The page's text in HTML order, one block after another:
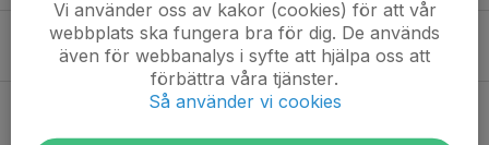
Stockholm Volley Cup U18
6 okt 2025 0
Nu är säsongen officiellt igång!
Vi använder oss av kakor (cookies) för att vår
webbplats ska fungera bra för dig. De används
även för webbanalys i syfte att hjälpa oss att
förbättra våra tjänster.
Så använder vi cookies